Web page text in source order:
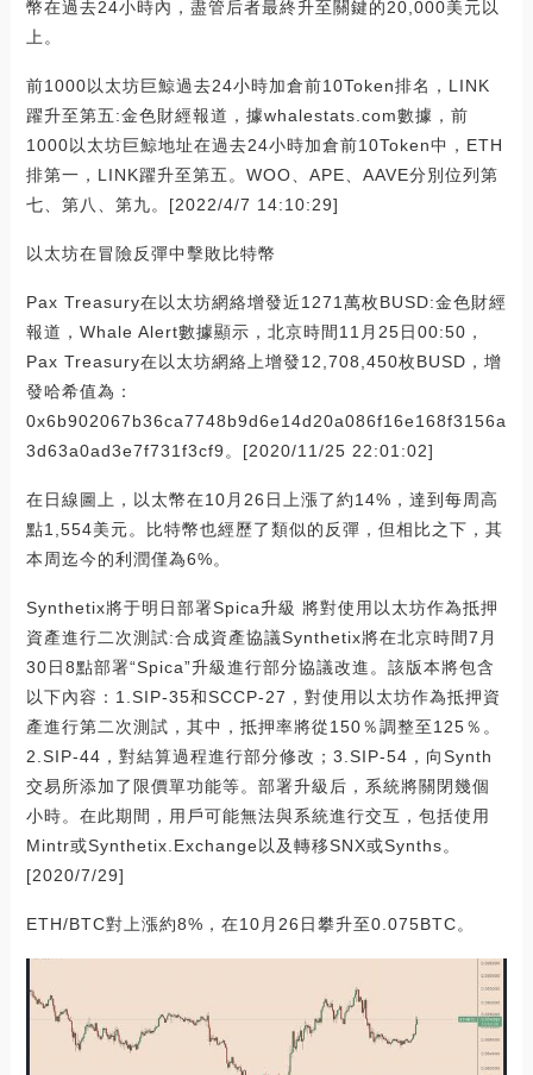
幣在過去24小時內，盡管后者最終升至關鍵的20,000美元以
上。
前1000以太坊巨鯨過去24小時加倉前10Token排名，LINK
躍升至第五:金色財經報道，據whalestats.com數據，前
1000以太坊巨鯨地址在過去24小時加倉前10Token中，ETH
排第一，LINK躍升至第五。WOO、APE、AAVE分別位列第
七、第八、第九。[2022/4/7 14:10:29]
以太坊在冒險反彈中擊敗比特幣
Pax Treasury在以太坊網絡增發近1271萬枚BUSD:金色財經
報道，Whale Alert數據顯示，北京時間11月25日00:50，
Pax Treasury在以太坊網絡上增發12,708,450枚BUSD，增
發哈希值為：
0x6b902067b36ca7748b9d6e14d20a086f16e168f3156a
3d63a0ad3e7f731f3cf9。[2020/11/25 22:01:02]
在日線圖上，以太幣在10月26日上漲了約14%，達到每周高
點1,554美元。比特幣也經歷了類似的反彈，但相比之下，其
本周迄今的利潤僅為6%。
Synthetix將于明日部署Spica升級 將對使用以太坊作為抵押
資產進行二次測試:合成資產協議Synthetix將在北京時間7月
30日8點部署“Spica”升級進行部分協議改進。該版本將包含
以下內容：1.SIP-35和SCCP-27，對使用以太坊作為抵押資
產進行第二次測試，其中，抵押率將從150％調整至125％。
2.SIP-44，對結算過程進行部分修改；3.SIP-54，向Synth
交易所添加了限價單功能等。部署升級后，系統將關閉幾個
小時。在此期間，用戶可能無法與系統進行交互，包括使用
Mintr或Synthetix.Exchange以及轉移SNX或Synths。
[2020/7/29]
ETH/BTC對上漲約8%，在10月26日攀升至0.075BTC。